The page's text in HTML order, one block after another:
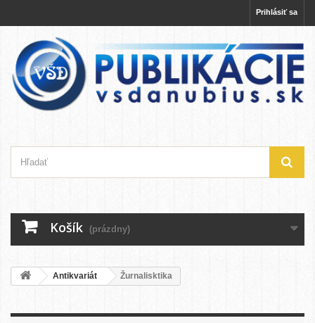
Prihlásiť sa
Košík (prázdny)
Antikvariát Žurnalisktika